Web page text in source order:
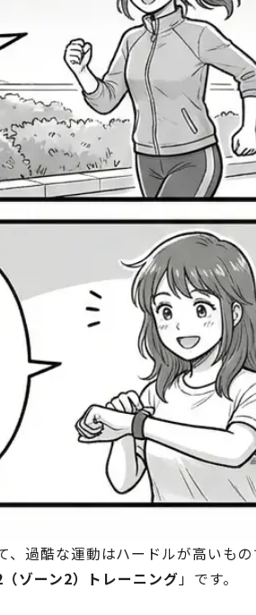
過酷な運動はハードルが高いも
ゾーン2）トレーニング 」です。